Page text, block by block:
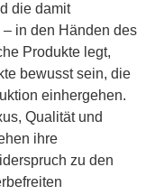
die damit
in den Händen des
Produkte legt,
bewusst sein, die
einhergehen.
Qualität und
ihre
zu den